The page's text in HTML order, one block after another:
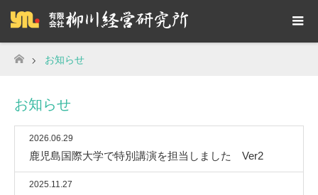
ホーム
お知らせ
お知らせ
2026.06.29
鹿児島国際大学で特別講演を担当しました Ver2
2025.11.27